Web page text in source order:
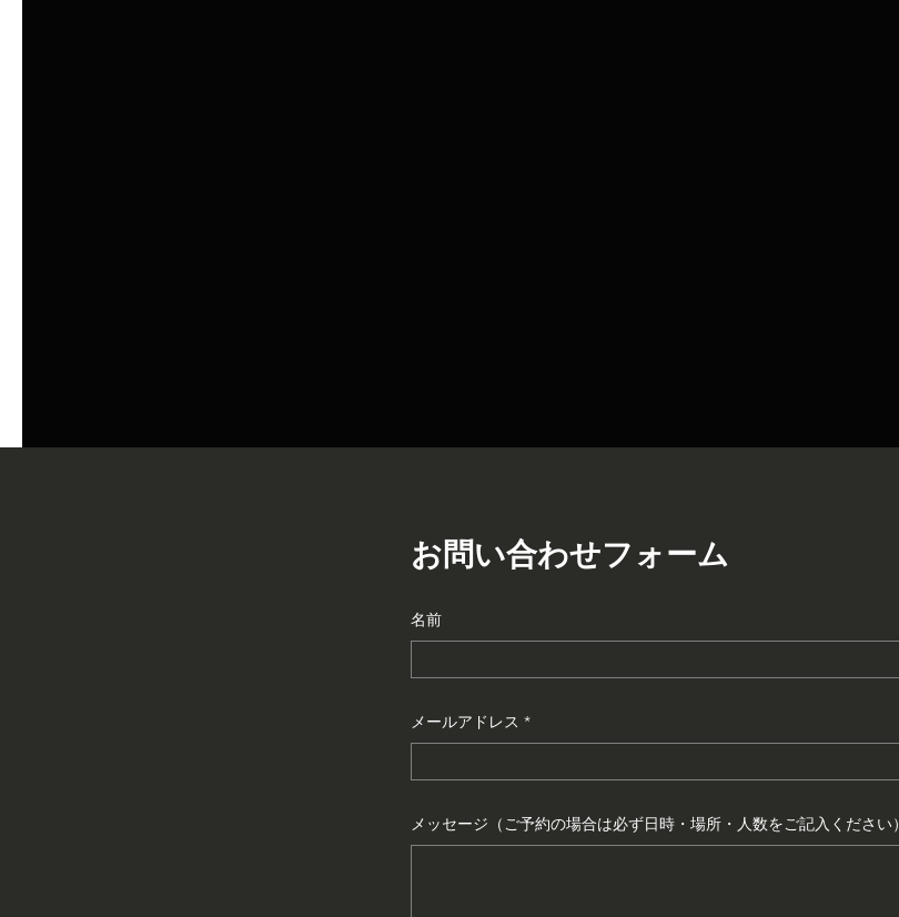
お問い合わせフォーム
名前
メールアドレス
メッセージ（ご予約の場合は必ず日時・場所・人数をご記入ください）